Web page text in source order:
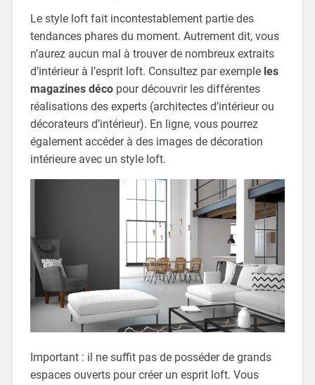
Le style loft fait incontestablement partie des
tendances phares du moment. Autrement dit, vous
n’aurez aucun mal à trouver de nombreux extraits
d’intérieur à l’esprit loft. Consultez par exemple les
magazines décopour découvrir les différentes
réalisations des experts (architectes d’intérieur ou
décorateurs d’intérieur). En ligne, vous pourrez
également accéder à des images de décoration
intérieure avec un style loft.
Important : il ne suffit pas de posséder de grands
espaces ouverts pour créer un esprit loft. Vous